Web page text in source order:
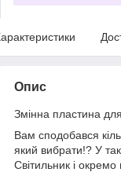
Опис
Змінна пластина
Вам сподобався
який вибрати!? У
Світильник і